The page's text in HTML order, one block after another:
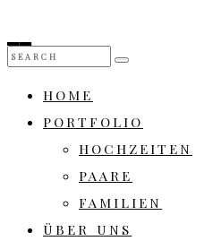
HOME
PORTFOLIO
HOCHZEITEN
PAARE
FAMILIEN
ÜBER UNS